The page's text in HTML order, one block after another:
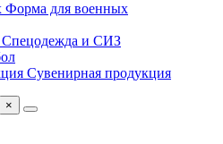
Форма для военных
Спецодежда и СИЗ
Сувенирная продукция
×